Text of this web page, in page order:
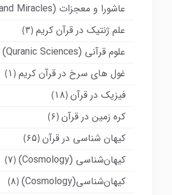
عاشورا و معجزات (Ashura and Miracles)
علم ژنتیک در قرآن کریم (۳)
علوم قرآنی (Quranic Sciences)
غول های سرخ در قرآن کریم (۱)
فیزیک در قرآن (۱۸)
کره زمین در قرآن (۶)
کیهان شناسی در قرآن (۶۵)
کیهان‌شناسی (Cosmology) (۷)
کیهان‌شناسی(Cosmology) (۸)